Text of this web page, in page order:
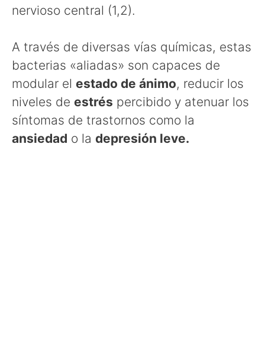
nervioso central (1,2).
A través de diversas vías químicas, estas
bacterias «aliadas» son capaces de
modular el estado de ánimo, reducir los
niveles de estrés percibido y atenuar los
síntomas de trastornos como la
ansiedad o la depresión leve.